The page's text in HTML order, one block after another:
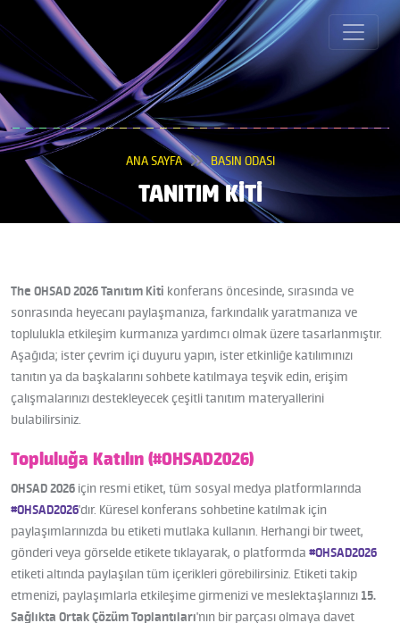
ANA SAYFA BASIN ODASI
TANITIM KİTİ
The OHSAD 2026 Tanıtım Kiti konferans öncesinde, sırasında ve
sonrasında heyecanı paylaşmanıza, farkındalık yaratmanıza ve
toplulukla etkileşim kurmanıza yardımcı olmak üzere tasarlanmıştır.
Aşağıda; ister çevrim içi duyuru yapın, ister etkinliğe katılımınızı
tanıtın ya da başkalarını sohbete katılmaya teşvik edin, erişim
çalışmalarınızı destekleyecek çeşitli tanıtım materyallerini
bulabilirsiniz.
Topluluğa Katılın (#OHSAD2026)
OHSAD 2026 için resmi etiket, tüm sosyal medya platformlarında
#OHSAD2026'dır. Küresel konferans sohbetine katılmak için
paylaşımlarınızda bu etiketi mutlaka kullanın. Herhangi bir tweet,
gönderi veya görselde etikete tıklayarak, o platformda #OHSAD2026
etiketi altında paylaşılan tüm içerikleri görebilirsiniz. Etiketi takip
etmenizi, paylaşımlarla etkileşime girmenizi ve meslektaşlarınızı 15.
Sağlıkta Ortak Çözüm Toplantıları'nın bir parçası olmaya davet